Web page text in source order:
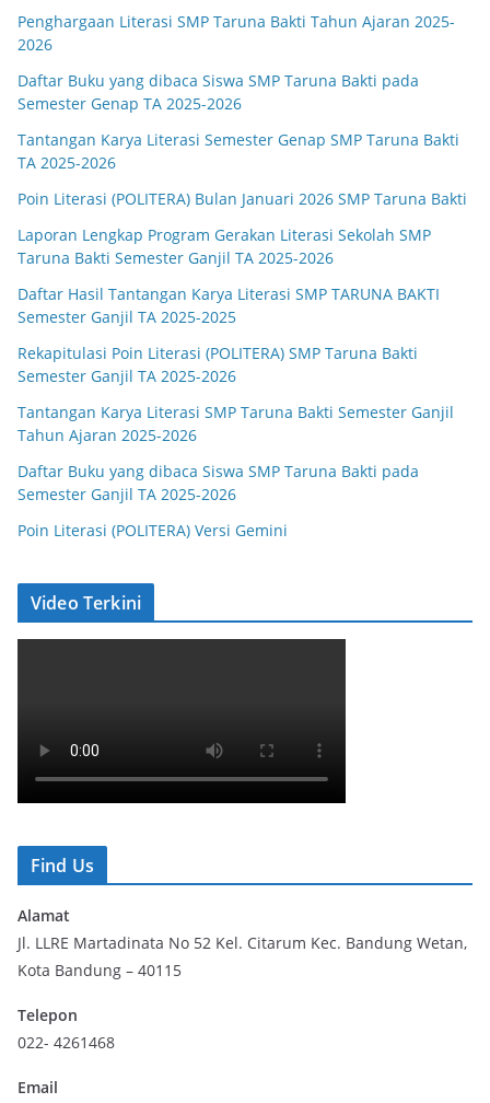
Penghargaan Literasi SMP Taruna Bakti Tahun Ajaran 2025-
2026
Daftar Buku yang dibaca Siswa SMP Taruna Bakti pada
Semester Genap TA 2025-2026
Tantangan Karya Literasi Semester Genap SMP Taruna Bakti
TA 2025-2026
Poin Literasi (POLITERA) Bulan Januari 2026 SMP Taruna Bakti
Laporan Lengkap Program Gerakan Literasi Sekolah SMP
Taruna Bakti Semester Ganjil TA 2025-2026
Daftar Hasil Tantangan Karya Literasi SMP TARUNA BAKTI
Semester Ganjil TA 2025-2025
Rekapitulasi Poin Literasi (POLITERA) SMP Taruna Bakti
Semester Ganjil TA 2025-2026
Tantangan Karya Literasi SMP Taruna Bakti Semester Ganjil
Tahun Ajaran 2025-2026
Daftar Buku yang dibaca Siswa SMP Taruna Bakti pada
Semester Ganjil TA 2025-2026
Poin Literasi (POLITERA) Versi Gemini
Video Terkini
Find Us
Alamat
Jl. LLRE Martadinata No 52 Kel. Citarum Kec. Bandung Wetan,
Kota Bandung – 40115
Telepon
022- 4261468
Email